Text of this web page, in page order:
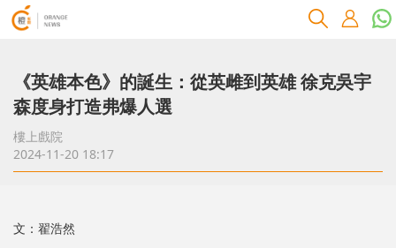
《英雄本色》的誕生：從英雌到英雄 徐克吳宇
森度身打造弗爆人選
樓上戲院
2024-11-20 18:17
文：翟浩然